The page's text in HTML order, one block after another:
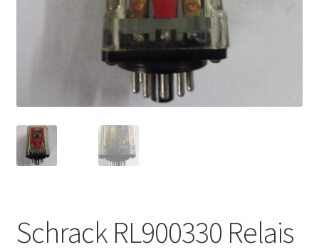
Schrack RL900330 Relais